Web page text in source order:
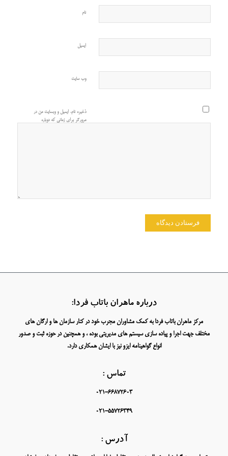
نام
ایمیل
وب‌ سایت
ذخیره نام، ایمیل و وبسایت من در
مرورگر برای زمانی که دوباره
درباره ماهران باتاب فردا:
مرکز ماهران باتاب فردا به کمک مشاوران مجرب خود در کنار سازمان ها و ارگان های
مختلف جهت اجرا و پیاده سازی سیستم های مدیریتی بوده ، و همچنین در حوزه ثبت و صدور
انواع گواهینامه ایزو نیز با ایشان همکاری دارد.
تماس :
021-66872603
021-55726349
آدرس :